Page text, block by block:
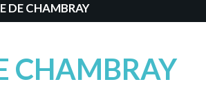
DE CHAMBRAY
CHAMBRAY